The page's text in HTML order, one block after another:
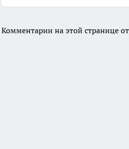
Комментарии на этой странице